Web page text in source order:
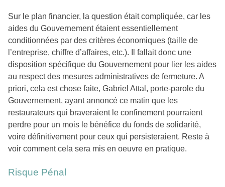
Sur le plan financier, la question était compliquée, car les
aides du Gouvernement étaient essentiellement
conditionnées par des critères économiques (taille de
l’entreprise, chiffre d’affaires, etc.). Il fallait donc une
disposition spécifique du Gouvernement pour lier les aides
au respect des mesures administratives de fermeture. A
priori, cela est chose faite, Gabriel Attal, porte-parole du
Gouvernement, ayant annoncé ce matin que les
restaurateurs qui braveraient le confinement pourraient
perdre pour un mois le bénéfice du fonds de solidarité,
voire définitivement pour ceux qui persisteraient. Reste à
voir comment cela sera mis en oeuvre en pratique.
Risque Pénal